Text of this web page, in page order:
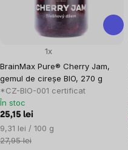
BrainMax Pure® Cherry Jam,
gemul de cireșe BIO, 270 g
*CZ-BIO-001 certificat
1x
În stoc
25,15 lei
Evaluare
preţ:
9,31 lei / 100 g
27,95 lei